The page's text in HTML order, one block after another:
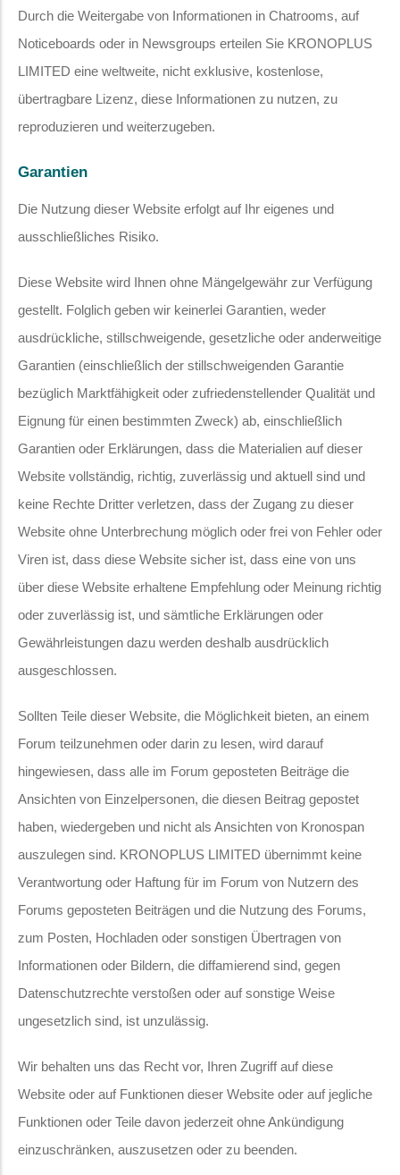
Durch die Weitergabe von Informationen in Chatrooms, auf
Noticeboards oder in Newsgroups erteilen Sie KRONOPLUS
LIMITED eine weltweite, nicht exklusive, kostenlose,
übertragbare Lizenz, diese Informationen zu nutzen, zu
reproduzieren und weiterzugeben.
Garantien
Die Nutzung dieser Website erfolgt auf Ihr eigenes und
ausschließliches Risiko.
Diese Website wird Ihnen ohne Mängelgewähr zur Verfügung
gestellt. Folglich geben wir keinerlei Garantien, weder
ausdrückliche, stillschweigende, gesetzliche oder anderweitige
Garantien (einschließlich der stillschweigenden Garantie
bezüglich Marktfähigkeit oder zufriedenstellender Qualität und
Eignung für einen bestimmten Zweck) ab, einschließlich
Garantien oder Erklärungen, dass die Materialien auf dieser
Website vollständig, richtig, zuverlässig und aktuell sind und
keine Rechte Dritter verletzen, dass der Zugang zu dieser
Website ohne Unterbrechung möglich oder frei von Fehler oder
Viren ist, dass diese Website sicher ist, dass eine von uns
über diese Website erhaltene Empfehlung oder Meinung richtig
oder zuverlässig ist, und sämtliche Erklärungen oder
Gewährleistungen dazu werden deshalb ausdrücklich
ausgeschlossen.
Sollten Teile dieser Website, die Möglichkeit bieten, an einem
Forum teilzunehmen oder darin zu lesen, wird darauf
hingewiesen, dass alle im Forum geposteten Beiträge die
Ansichten von Einzelpersonen, die diesen Beitrag gepostet
haben, wiedergeben und nicht als Ansichten von Kronospan
auszulegen sind. KRONOPLUS LIMITED übernimmt keine
Verantwortung oder Haftung für im Forum von Nutzern des
Forums geposteten Beiträgen und die Nutzung des Forums,
zum Posten, Hochladen oder sonstigen Übertragen von
Informationen oder Bildern, die diffamierend sind, gegen
Datenschutzrechte verstoßen oder auf sonstige Weise
ungesetzlich sind, ist unzulässig.
Wir behalten uns das Recht vor, Ihren Zugriff auf diese
Website oder auf Funktionen dieser Website oder auf jegliche
Funktionen oder Teile davon jederzeit ohne Ankündigung
einzuschränken, auszusetzen oder zu beenden.